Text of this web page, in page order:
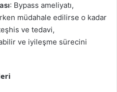
: Bypass ameliyatı,
müdahale edilirse o kadar
ve tedavi,
ve iyileşme sürecini